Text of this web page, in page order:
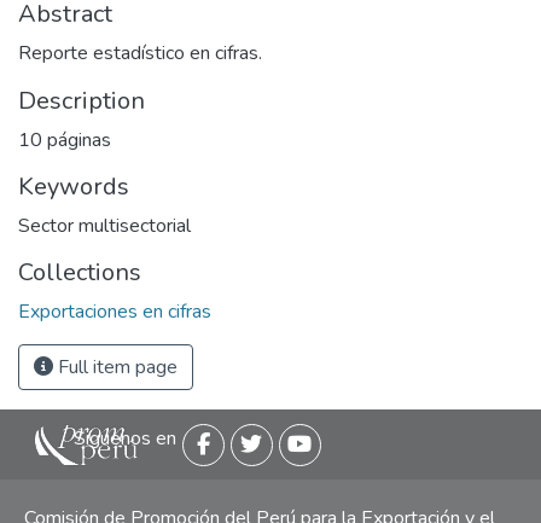
Abstract
Reporte estadístico en cifras.
Description
10 páginas
Keywords
Sector multisectorial
Collections
Exportaciones en cifras
Full item page
Siguenos en